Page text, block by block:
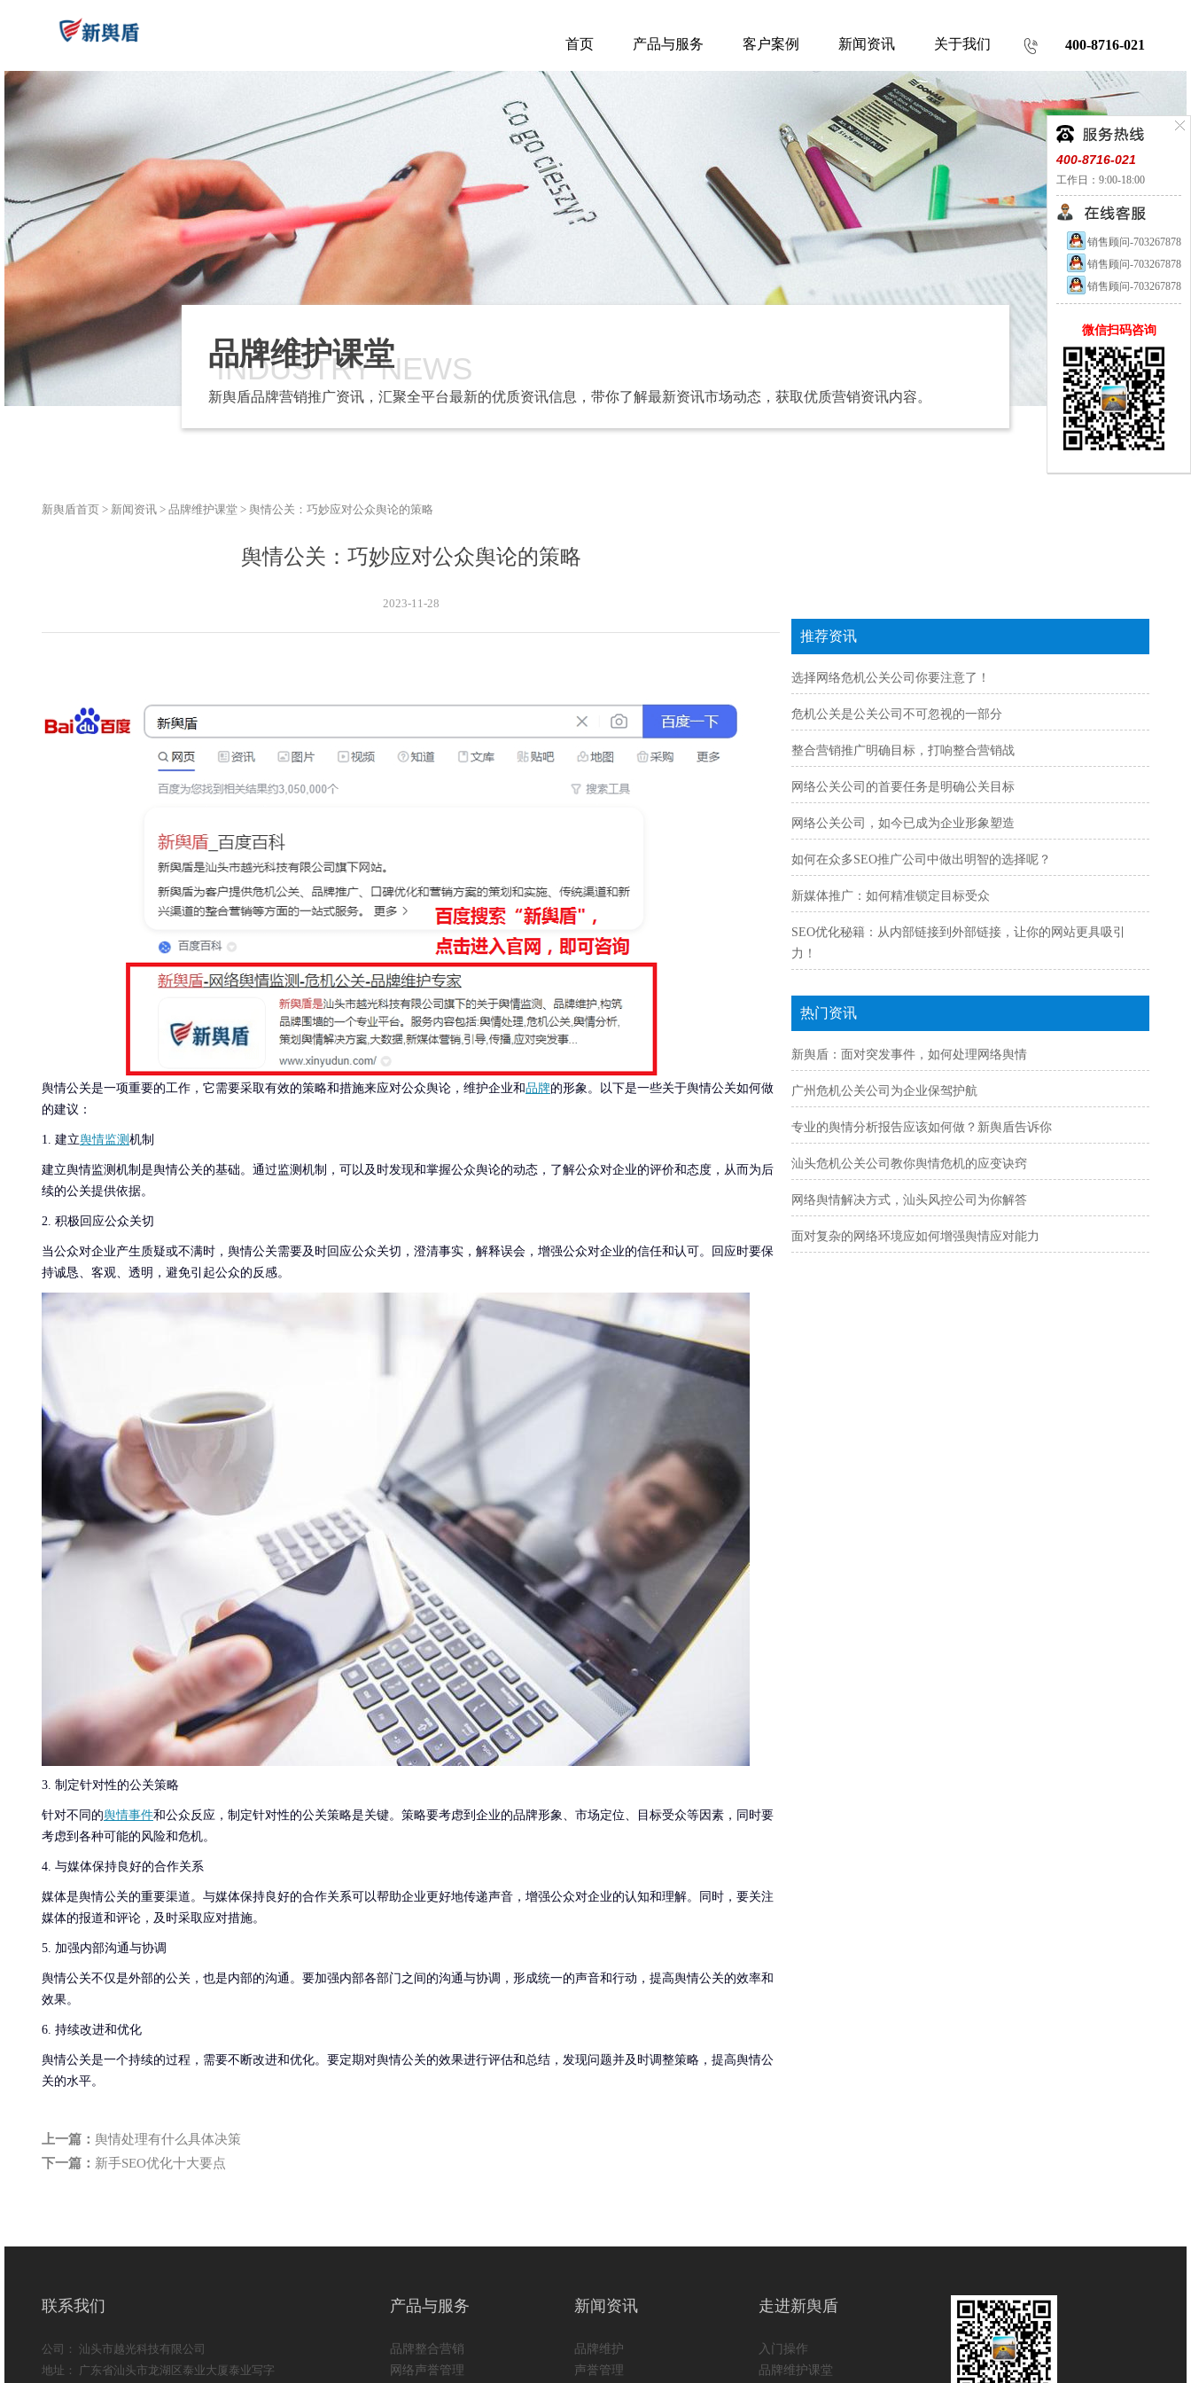
首页 产品与服务 客户案例 新闻资讯 关于我们 400-8716-021
品牌维护课堂
INDUSTRY NEWS
新舆盾品牌营销推广资讯，汇聚全平台最新的优质资讯信息，带你了解最新资讯市场动态，获取优质营销资讯内容。
新舆盾首页 > 新闻资讯 > 品牌维护课堂 > 舆情公关：巧妙应对公众舆论的策略
舆情公关：巧妙应对公众舆论的策略
2023-11-28
舆情公关是一项重要的工作，它需要采取有效的策略和措施来应对公众舆论，维护企业和品牌的形象。以下是一些关于舆情公关如何做
的建议：
1. 建立舆情监测 机制
建立舆情监测机制是舆情公关的基础。通过监测机制，可以及时发现和掌握公众舆论的动态，了解公众对企业的评价和态度，从而为后
续的公关提供依据。
2. 积极回应公众关切
当公众对企业产生质疑或不满时，舆情公关需要及时回应公众关切，澄清事实，解释误会，增强公众对企业的信任和认可。回应时要保
持诚恳、客观、透明，避免引起公众的反感。
3. 制定针对性的公关策略
针对不同的舆情事件和公众反应，制定针对性的公关策略是关键。策略要考虑到企业的品牌形象、市场定位、目标受众等因素，同时要
考虑到各种可能的风险和危机。
4. 与媒体保持良好的合作关系
媒体是舆情公关的重要渠道。与媒体保持良好的合作关系可以帮助企业更好地传递声音，增强公众对企业的认知和理解。同时，要关注
媒体的报道和评论，及时采取应对措施。
5. 加强内部沟通与协调
舆情公关不仅是外部的公关，也是内部的沟通。要加强内部各部门之间的沟通与协调，形成统一的声音和行动，提高舆情公关的效率和
效果。
6. 持续改进和优化
舆情公关是一个持续的过程，需要不断改进和优化。要定期对舆情公关的效果进行评估和总结，发现问题并及时调整策略，提高舆情公
关的水平。
上一篇： 舆情处理有什么具体决策
下一篇： 新手SEO优化十大要点
推荐资讯
选择网络危机公关公司你要注意了！
危机公关是公关公司不可忽视的一部分
整合营销推广明确目标，打响整合营销战
网络公关公司的首要任务是明确公关目标
网络公关公司，如今已成为企业形象塑造
如何在众多SEO推广公司中做出明智的选择呢？
新媒体推广：如何精准锁定目标受众
SEO优化秘籍：从内部链接到外部链接，让你的网站更具吸引
力！
热门资讯
新舆盾：面对突发事件，如何处理网络舆情
广州危机公关公司为企业保驾护航
专业的舆情分析报告应该如何做？新舆盾告诉你
汕头危机公关公司教你舆情危机的应变诀窍
网络舆情解决方式，汕头风控公司为你解答
面对复杂的网络环境应如何增强舆情应对能力
联系我们
公司： 汕头市越光科技有限公司
地址： 广东省汕头市龙湖区泰业大厦泰业写字
产品与服务
品牌整合营销
网络声誉管理
新闻资讯
品牌维护
声誉管理
走进新舆盾
入门操作
品牌维护课堂
400-8716-021
工作日：9:00-18:00
销售顾问-703267878
销售顾问-703267878
销售顾问-703267878
微信扫码咨询